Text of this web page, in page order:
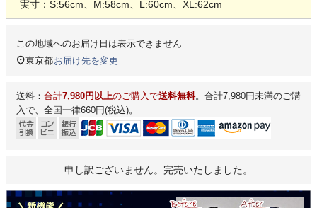
実寸：S:56cm、M:58cm、L:60cm、XL:62cm
この地域へのお届け日は表示できません
東京都お届け先を変更
送料： 合計7,980円以上のご購入で送料無料。合計7,980円未満のご購
入で、全国一律660円(税込)。
申し訳ございません。完売いたしました。